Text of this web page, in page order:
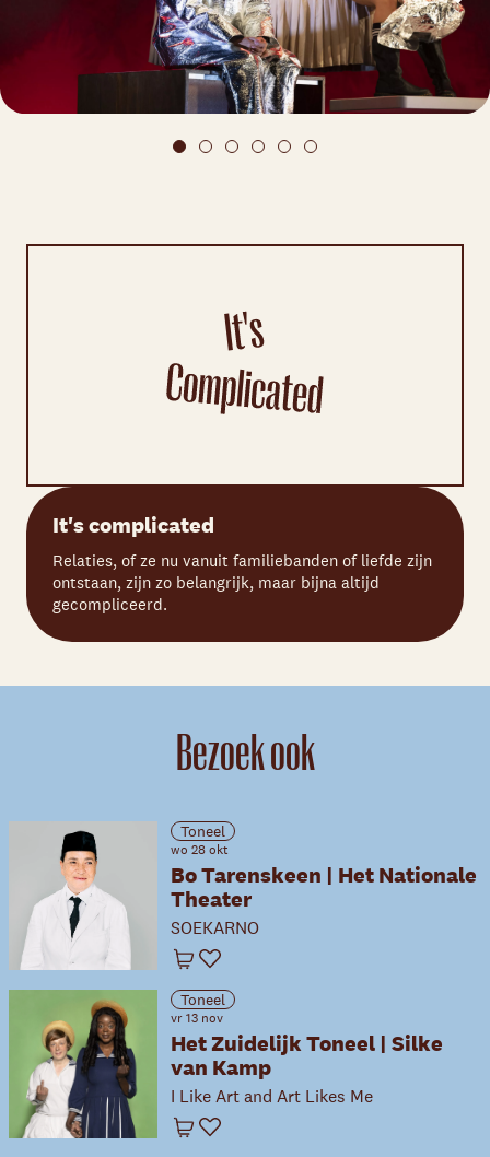
It's complicated
Relaties, of ze nu vanuit familiebanden of liefde zijn
ontstaan, zijn zo belangrijk, maar bijna altijd
gecompliceerd.
Bezoek ook
Toneel
wo 28 okt
Bo Tarenskeen | Het Nationale
Theater
SOEKARNO
Winkelwagen
Favoriet
Toneel
vr 13 nov
Het Zuidelijk Toneel | Silke
van Kamp
I Like Art and Art Likes Me
Winkelwagen
Favoriet